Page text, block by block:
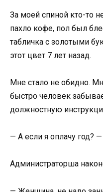
За моей спиной кто-то
пахло кофе, пол был
табличка с золотыми
этот цвет 7 лет назад.
Мне стало не обидно.
быстро человек
должностную
— А если я оплачу год? —
Администраторша